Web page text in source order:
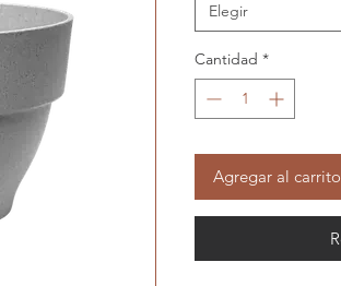
Elegir
Cantidad *
Agregar al carrito